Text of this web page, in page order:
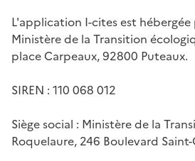
L'application I-cites est
Ministère de la Transition
place Carpeaux, 92800 Puteaux.
SIREN : 110 068 012
Siège social : Ministère de la
Roquelaure, 246 Boulevard